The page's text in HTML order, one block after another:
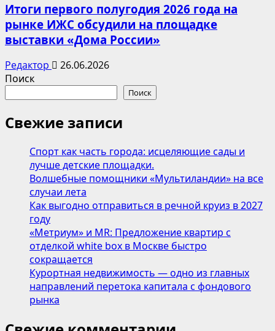
Итоги первого полугодия 2026 года на
рынке ИЖС обсудили на площадке
выставки «Дома России»
Редактор
26.06.2026
Поиск
Поиск
Свежие записи
Спорт как часть города: исцеляющие сады и
лучше детские площадки.
Волшебные помощники «Мультиландии» на все
случаи лета
Как выгодно отправиться в речной круиз в 2027
году
«Метриум» и MR: Предложение квартир с
отделкой white box в Москве быстро
сокращается
Курортная недвижимость — одно из главных
направлений перетока капитала с фондового
рынка